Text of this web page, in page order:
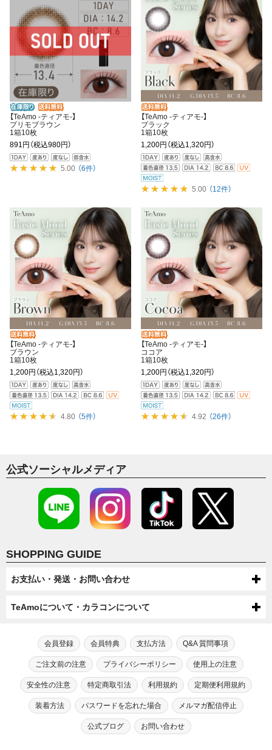
【TeAmo -ティアモ-】
プリモブラウン
1箱10枚
891円 （税込980円）
5.00 （6件）
【TeAmo -ティアモ-】
ブラック
1箱10枚
1,200円 （税込1,320円）
5.00 （12件）
【TeAmo -ティアモ-】
ブラウン
1箱10枚
1,200円 （税込1,320円）
4.80 （5件）
【TeAmo -ティアモ-】
ココア
1箱10枚
1,200円 （税込1,320円）
4.92 （26件）
公式ソーシャルメディア
SHOPPING GUIDE
お支払い・発送・お問い合わせ
●ケータイでのお支払い
手数料：無料
※機種によってはご利用出来ない可能性がございます。
⇒ドコモケータイ支払でのお支払いの流れ
⇒ソフトバンクケータイ支払でのお支払いの流れ
⇒auかんたん決済でのお支払いの流れ
●配送方法
宅配便（佐川急便・ヤマト運輸・ゆうパック）またはメール便（ゆうパケッ
ト/ネコポス）での配送をお選びいただけます。
※数量制限によりメール便での配送をお受けできない場合がございます。
【選択上限数】1MONTH：8箱（4セット） / TeAmo1DAY：4箱
TeAmoCLEAR1DAY：4箱 / TeAmoCLEAR2WEEK：4箱
18歳未満の方がご注文する場合は保護者の同意が必要です。
送料について
宅配便（佐川急便・ヤマト運輸・ゆうパック）送料：全国一律550円（税込）
メール便（ゆうパケット/ネコポス）送料：全国送料無料
※一部SALEやキャンペーン、キャンセル・交換時は送料300円が発生す
る場合がございます。
注文・返品について
●商品変更について
原則として注文確定後の商品変更は承っておりません。
ご注文の際は内容にお間違いのないようご確認・ご注意ください。
お問い合わせ
電話: 0120-545-966
（電話:営業時間 月～金 10：00～17：00 土日祝 10：00～17：00）
TeAmoについて・カラコンについて
第一種医療機器販売業許可及び高度管理医療機器販売業許可を取得してい
ます。
高度管理医療機器等販売業許可証「6新保衛薬第189号」
芸能人・モデルが愛用！
TeAmoだけの度なし・度ありカラコン
カラコン通販サイトTeAmoでは、芸能人・モデルが愛用するティアモだ
けの“度なし”カラコンに加え、“度あり”タイプも合わせて200種類以上も
のバリエーションをご用意。
高いイメージがある“度あり”カラコンもリーズナブルな価格でご注文いた
初めてカラコン・カラーコンタクトをご利用する方へ
初めてカラコンをご利用する方または長期間カラコン・コンタクトレンズ
を装用されていない方は、眼科医やクリニックの診断を受けられることを
勧めさせております。
最近のカラコン・カラーコンタクトについて
カラコンが販売され始めた当初、カラコンは一般の人達に多く利用されて
カラコン・カラーコンタクトの安全性について
会員登録 会員特典 支払方法 Q&A 質問事項
ご注文前の注意 プライバシーポリシー 使用上の注意
安全性の注意 特定商取引法 利用規約 定期便利用規約
装着方法 パスワードを忘れた場合 メルマガ配信停止
公式ブログ お問い合わせ